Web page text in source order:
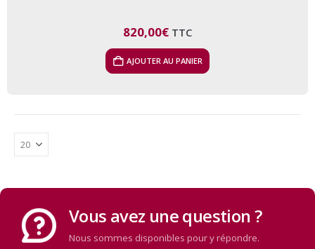
820,00€ TTC
AJOUTER AU PANIER
Vous avez une question ?
Nous sommes disponibles pour y répondre.